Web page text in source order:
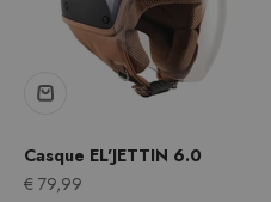
Casque EL'JETTIN 6.0
Prix après remise
€ 79,99